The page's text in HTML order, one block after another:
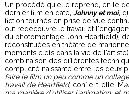
Un procédé qu’elle reprend, en le
dernier film en date, Johnny et moi,
fiction tournés en prise de vue
out redécouvre le travail et
du photomontage John Heartfield),
reconstituées en théâtre de
moments clefs dans la vie de
combinaison des différentes
complicité naissante entre les deux
faire le film un peu comme un
travail de Heartfield, confie-t-elle. M